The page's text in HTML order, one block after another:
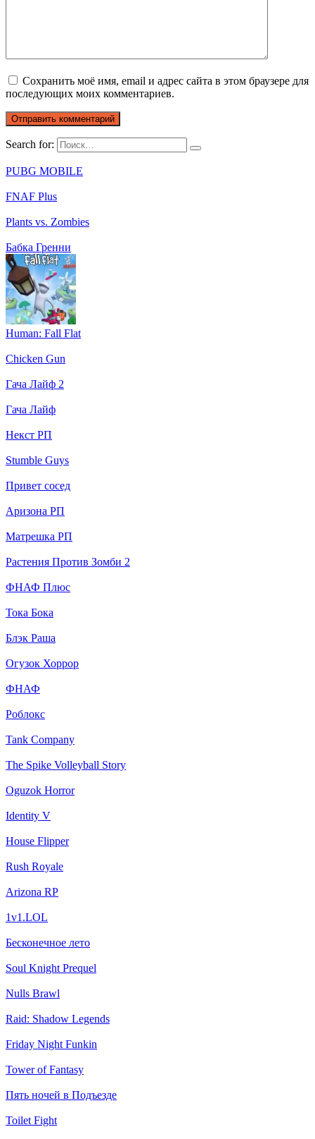
Сохранить моё имя, email и адрес сайта в этом браузере для
последующих моих комментариев.
Search for:
PUBG MOBILE
FNAF Plus
Plants vs. Zombies
Бабка Гренни
Human: Fall Flat
Chicken Gun
Гача Лайф 2
Гача Лайф
Некст РП
Stumble Guys
Привет сосед
Аризона РП
Матрешка РП
Растения Против Зомби 2
ФНАФ Плюс
Тока Бока
Блэк Раша
Огузок Хоррор
ФНАФ
Роблокс
Tank Company
The Spike Volleyball Story
Oguzok Horror
Identity V
House Flipper
Rush Royale
Arizona RP
1v1.LOL
Бесконечное лето
Soul Knight Prequel
Nulls Brawl
Raid: Shadow Legends
Friday Night Funkin
Tower of Fantasy
Пять ночей в Подъезде
Toilet Fight